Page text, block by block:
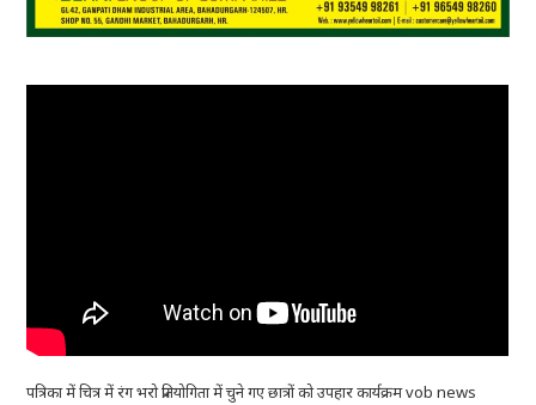
पत्रिका में चित्र में रंग भरो प्रतियोगिता में चुने गए छात्रों को उपहार कार्यक्रम vob news